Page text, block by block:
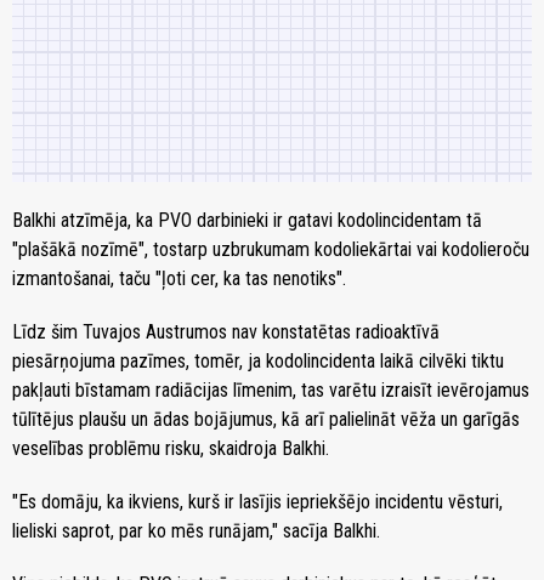
Balkhi atzīmēja, ka PVO darbinieki ir gatavi kodolincidentam tā
"plašākā nozīmē", tostarp uzbrukumam kodoliekārtai vai kodolieroču
izmantošanai, taču "ļoti cer, ka tas nenotiks".
Līdz šim Tuvajos Austrumos nav konstatētas radioaktīvā
piesārņojuma pazīmes, tomēr, ja kodolincidenta laikā cilvēki tiktu
pakļauti bīstamam radiācijas līmenim, tas varētu izraisīt ievērojamus
tūlītējus plaušu un ādas bojājumus, kā arī palielināt vēža un garīgās
veselības problēmu risku, skaidroja Balkhi.
"Es domāju, ka ikviens, kurš ir lasījis iepriekšējo incidentu vēsturi,
lieliski saprot, par ko mēs runājam," sacīja Balkhi.